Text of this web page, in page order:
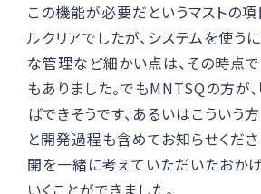
この機能が必要だというマストの
ルクリアでしたが、システムを使う
な管理など細かい点は、その時点
もありました。でもMNTSQの方が
ばできそうです、あるいはこういう
と開発過程も含めてお知らせくだ
開を一緒に考えていただいたおかげ